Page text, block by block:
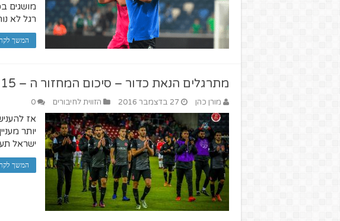
מושגים
רגל לא
המשך
מתרגלים הנאת כדור – סיכום המחזור ה – 15 בליגת העל
מורן כהן 27 בדצמבר 2016 הזווית לחיבורים 0
אז
יותר
ישראל
המשך